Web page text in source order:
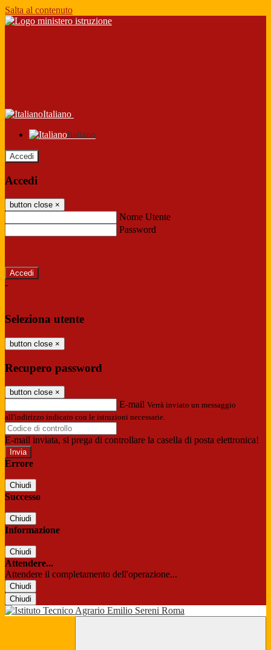
Salta al contenuto
Italiano
Italiano
Accedi
Accedi
button close ×
Nome Utente
Password
-
Seleziona utente
button close ×
Recupero password
button close ×
E-mail Verrà inviato un messaggio
all'indirizzo indicato con le istruzioni necessarie.
E-mail inviata, si prega di controllare la casella di posta elettronica!
Errore
Chiudi
Successo
Chiudi
Informazione
Chiudi
Attendere...
Attendere il completamento dell'operazione...
Chiudi
Chiudi